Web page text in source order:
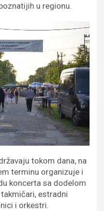
u regionu.
tokom dana, na
terminu organizuje i
koncerta sa dodelom
estradni
i orkestri.